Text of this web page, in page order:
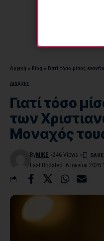
Αρχική » Blog » Γιατί τόσο μίσος
ΔΙΔΑΧΕΣ
Γιατί τόσο
των
Μοναχός
Last Updated: 6 Ιουνίου 2026
By MIKE 246 Views